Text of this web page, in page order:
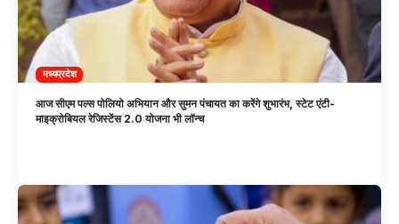
मध्यप्रदेश
आज सीएम पल्स पोलियो अभियान और सुमन पंचायत का करेंगे शुभारंभ, स्टेट एंटी-
माइक्रोबियल रेजिस्टेंस 2.0 योजना भी लॉन्च